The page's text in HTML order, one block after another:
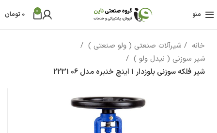
منو 0
0 تومان
خانه
شیرآلات صنعتی ( ولو صنعتی )
شیر سوزنی ( نیدل ولو )
شیر فلکه سوزنی بلوزدار 1 اینچ خنبره مدل 06 2231